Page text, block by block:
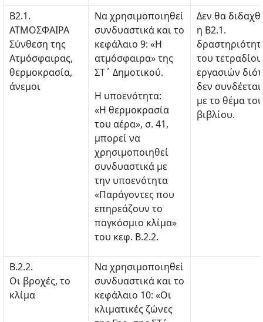
Β2.1.
ΑΤΜΟΣΦΑΙΡΑ
Σύνθεση της
Ατμόσφαιρας,
θερμοκρασία,
άνεμοι
Να χρησιμοποιηθεί
συνδυαστικά και το
κεφάλαιο 9: «Η
ατμόσφαιρα» της
ΣΤ΄ Δημοτικού.
H υποενότητα:
«Η θερμοκρασία
του αέρα», σ. 41,
μπορεί να
χρησιμοποιηθεί
συνδυαστικά με
την υποενότητα
«Παράγοντες που
επηρεάζουν το
παγκόσμιο κλίμα»
του κεφ. Β.2.2.
Δεν θα
η Β2.1.
του τετραδίου
εργασιών
δεν συνδέεται
με το θέμα του
βιβλίου.
Β.2.2.
Οι βροχές, το
κλίμα
Να χρησιμοποιηθεί
συνδυαστικά και το
κεφάλαιο 10: «Οι
κλιματικές ζώνες